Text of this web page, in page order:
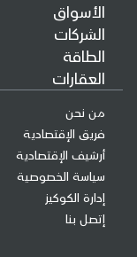
الأسواق
الشركات
الطاقة
العقارات
من نحن
فريق الإقتصادية
أرشيف الإقتصادية
سياسة الخصوصية
إدارة الكوكيز
إتصل بنا